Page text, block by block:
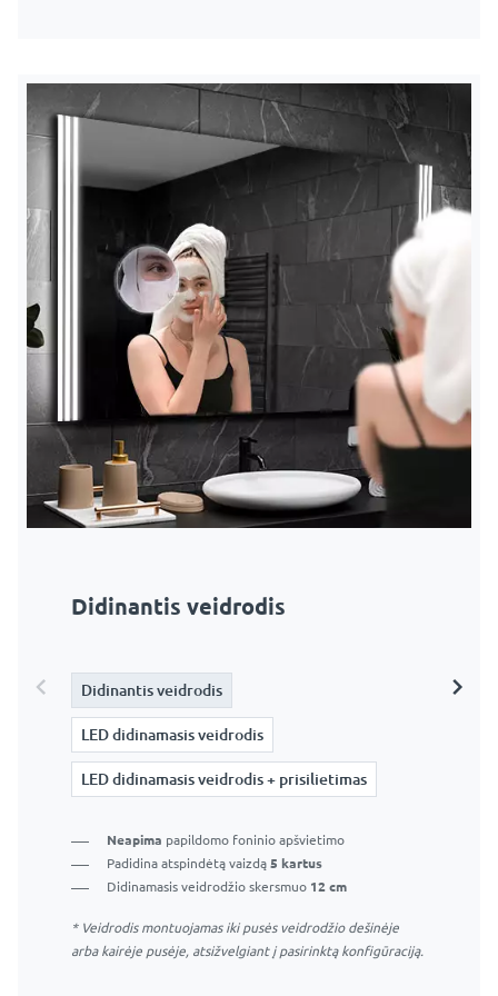
Didinantis veidrodis
Didinantis veidrodis
LED didinamasis veidrodis
LED didinamasis veidrodis + prisilietimas
Neapima papildomo foninio apšvietimo
Padidina atspindėtą vaizdą 5 kartus
Didinamasis veidrodžio skersmuo 12 cm
* Veidrodis montuojamas iki pusės veidrodžio dešinėje
arba kairėje pusėje, atsižvelgiant į pasirinktą konfigūraciją.
LED didinamasis veidrodis
Didinantis veidrodis
LED didinamasis veidrodis
LED didinamasis veidrodis + prisilietimas
LED didinamasis veidrodis be jutiklinio jungiklio –
veidrodžio apšvietimas įsijungs kartu su pagrindinio
veidrodžio apšvietimu.
Puikus makiažo sprendimas
Apimapapildomą šviesos žiedąaplink didinamąjį
LED didinamasis veidrodis +
Didinantis veidrodis
LED didinamasis veidrodis
LED didinamasis veidrodis su jutikliniu jungikliu –
jungiklį.
Puikus makiažo sprendimas